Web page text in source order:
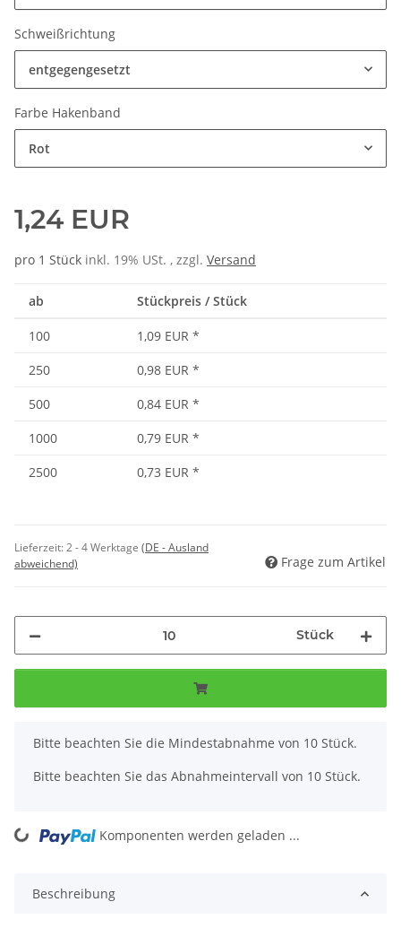
Schweißrichtung
entgegengesetzt
Farbe Hakenband
Rot
1,24 EUR
pro 1 Stück inkl. 19% USt. , zzgl. Versand
ab Stückpreis / Stück
100 1,09 EUR *
250
0,98 EUR *
500
0,84 EUR *
1000
0,79 EUR *
2500
0,73 EUR *
Lieferzeit:2 - 4 Werktage (DE - Ausland
abweichend)
Frage zum Artikel
Stück
x
Bitte beachten Sie die Mindestabnahme von 10 Stück.
Bitte beachten Sie das Abnahmeintervall von 10 Stück.
Komponenten werden geladen ...
Beschreibung